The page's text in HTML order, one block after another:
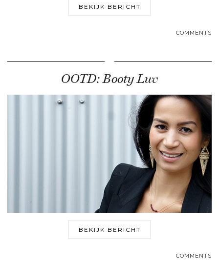
BEKIJK BERICHT
COMMENTS
OOTD: Booty Luv
BEKIJK BERICHT
COMMENTS